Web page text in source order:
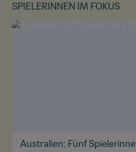
SPIELERINNEN IM FOKUS
Australien: Fünf